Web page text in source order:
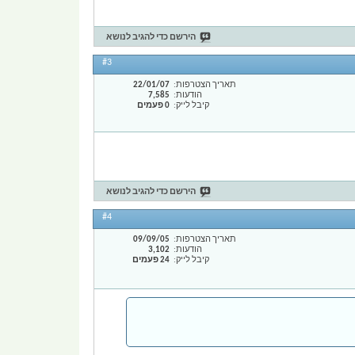
הירשם כדי להגיב לנושא
#3
תאריך הצטרפות
22/01/07
הודעות
7,585
קיבל לייק
0 פעמים
הירשם כדי להגיב לנושא
#4
תאריך הצטרפות
09/09/05
הודעות
3,102
קיבל לייק
24 פעמים